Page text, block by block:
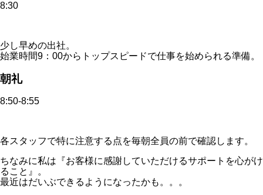
8:30
少し早めの出社。
始業時間9：00からトップスピードで仕事を始められる準備。
朝礼
8:50-8:55
各スタッフで特に注意する点を毎朝全員の前で確認します。
ちなみに私は『お客様に感謝していただけるサポートを心がけ
ること』。
最近はだいぶできるようになったかも。。。